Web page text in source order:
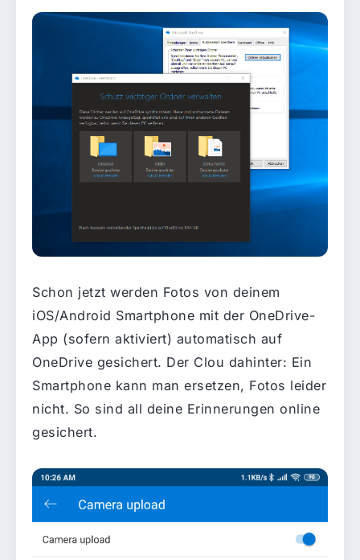
Schon jetzt werden Fotos von deinem
iOS/Android Smartphone mit der OneDrive-
App (sofern aktiviert) automatisch auf
OneDrive gesichert. Der Clou dahinter: Ein
Smartphone kann man ersetzen, Fotos leider
nicht. So sind all deine Erinnerungen online
gesichert.